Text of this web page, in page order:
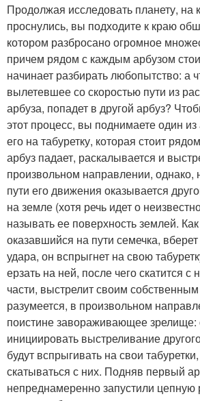
Продолжая исследовать планету, на
проснулись, вы подходите к краю
котором разбросано огромное
причем рядом с каждым арбузом
начинает разбирать любопытство: а
вылетевшее со скоростью пути из
арбуза, попадет в другой арбуз?
этот процесс, вы поднимаете один из
его на табуретку, которая стоит
арбуз падает, раскалывается и
произвольном направлении, однако,
пути его движения оказывается
на земле (хотя речь идет о
называть ее поверхность землей.
оказавшийся на пути семечка,
удара, он вспрыгнет на свою
ерзать на ней, после чего скатится с
части, выстрелит своим
разумеется, в произвольном
поистине завораживающее зрелище:
инициировать выстреливание
будут вспрыгивать на свои
скатываться с них. Подняв первый
непреднамеренно запустили цепную